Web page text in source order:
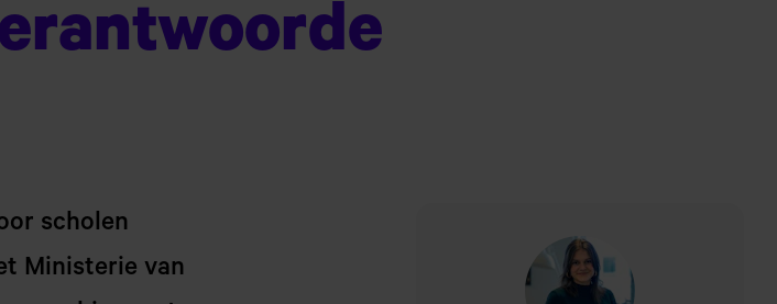
scholen
Ministerie van